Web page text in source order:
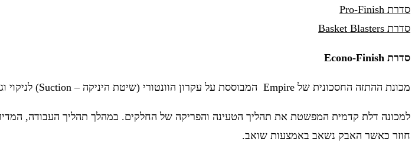
סדרת Pro-Finish
סדרת Basket Blasters
סדרת Econo-Finish
מכונת ההתזה החסכונית של Empire המבוססת על עקרון הוונטורי (שיטת היניקה – Suction) לניקוי וגימור פני שטח של חלקים, בנפח עבודה קטן עד בינוני.
למכונה דלת קדמית המפשטת את תהליך הטעינה והפריקה של החלקים. במהלך תהליך העבודה,
חוזר כאשר האבק נשאב באמצעות שואב.